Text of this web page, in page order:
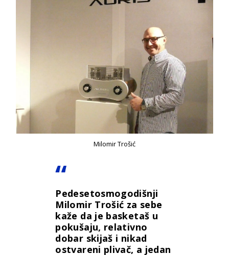
Milomir Trošić
Pedesetosmogodišnji
Milomir Trošić za sebe
kaže da je basketaš u
pokušaju, relativno
dobar skijaš i nikad
ostvareni plivač, a jedan